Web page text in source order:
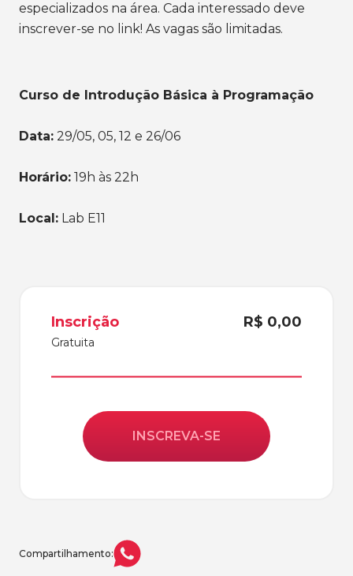
especializados na área. Cada interessado deve
inscrever-se no link! As vagas são limitadas.
Curso de Introdução Básica à Programação
Data: 29/05, 05, 12 e 26/06
Horário: 19h às 22h
Local: Lab E11
Inscrição
Gratuita
R$ 0,00
INSCREVA-SE
Compartilhamento: